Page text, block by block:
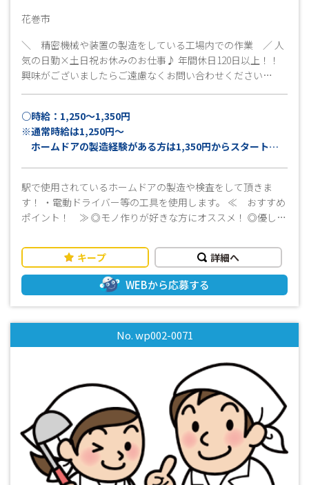
花巻市
＼ 精密機械や装置の製造をしている工場内での作業 ／ 人
気の日勤×土日祝お休みのお仕事♪ 年間休日120日以上！！
興味がございましたらご遠慮なくお問い合わせください
(^▽^)/ ご応募心よりお待ちしています！
○時給：1,250～1,350円
※通常時給は1,250円～
ホームドアの製造経験がある方は1,350円からスタート！
〈未経験者〉
24万円以上可能
〈経験者〉
＊21日稼働＋残業15時間＋交通費上限15,000円の場合
駅で使用されているホームドアの製造や検査をして頂きま
す！ ・電動ドライバー等の工具を使用します。 ≪ おすすめ
ポイント！ ≫ ◎モノ作りが好きな方にオススメ！ ◎優しい
学ができるので、職場環境を確認できて安心して就業できま
す！ ◎年間休日120日以上！ ◎大型連休もあるのでプライベ
ート時間もしっかり確保！ ・先輩スタッフが丁寧にサポート
しますので、ブランクのある方でもスムーズに始められま
す！ ・フルタイムでしっかり稼げる ・長期勤務可能な方大歓
迎 ・週払いOK！お仕事を初めてすぐの時や急な出費の時も安
キープ 詳細へ
WEBから応募する
No. wp002-0071